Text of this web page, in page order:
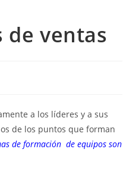
de ventas
a los líderes y a sus
de los puntos que forman
de formación de equipos son